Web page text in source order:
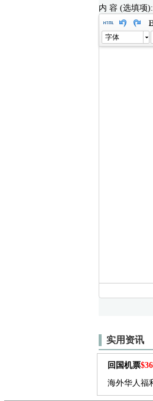
内 容 (选填项):
字体
实用资讯
回国机票
海外华人福